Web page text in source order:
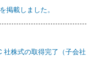
掲載しました。
社株式の取得完了（子会社